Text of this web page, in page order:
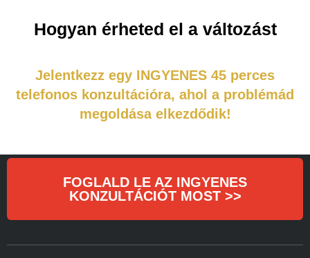
Hogyan érheted el a változást
Jelentkezz egy INGYENES 45 perces
telefonos konzultációra, ahol a problémád
megoldása elkezdődik!
FOGLALD LE AZ INGYENES
KONZULTÁCIÓT MOST >>